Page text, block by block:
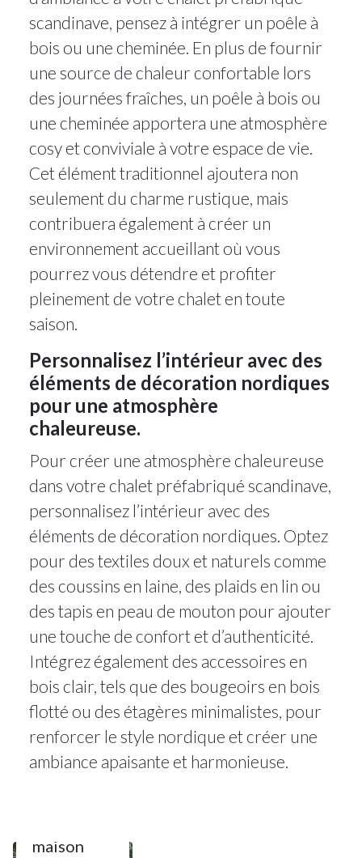
scandinave, pensez à intégrer un poêle à
bois ou une cheminée. En plus de fournir
une source de chaleur confortable lors
des journées fraîches, un poêle à bois ou
une cheminée apportera une atmosphère
cosy et conviviale à votre espace de vie.
Cet élément traditionnel ajoutera non
seulement du charme rustique, mais
contribuera également à créer un
environnement accueillant où vous
pourrez vous détendre et profiter
pleinement de votre chalet en toute
saison.
Personnalisez l’intérieur avec des
éléments de décoration nordiques
pour une atmosphère
chaleureuse.
Pour créer une atmosphère chaleureuse
dans votre chalet préfabriqué scandinave,
personnalisez l’intérieur avec des
éléments de décoration nordiques. Optez
pour des textiles doux et naturels comme
des coussins en laine, des plaids en lin ou
des tapis en peau de mouton pour ajouter
une touche de confort et d’authenticité.
Intégrez également des accessoires en
bois clair, tels que des bougeoirs en bois
flotté ou des étagères minimalistes, pour
renforcer le style nordique et créer une
ambiance apaisante et harmonieuse.
11Août
2025
chalet ,
maison